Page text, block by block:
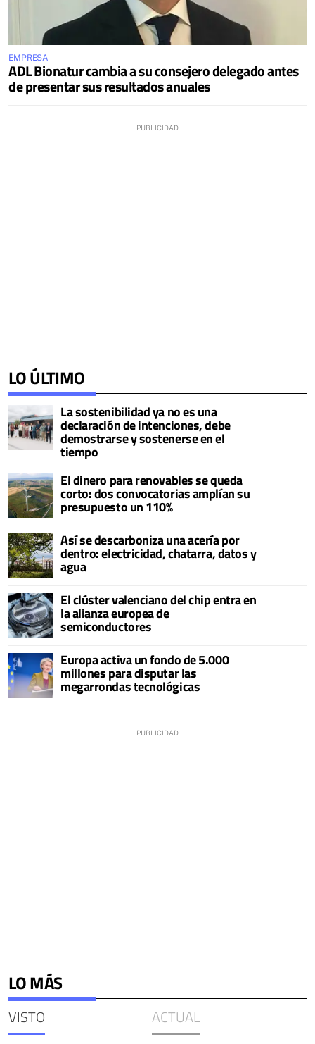
EMPRESA
ADL Bionatur cambia a su consejero delegado antes
de presentar sus resultados anuales
LO ÚLTIMO
La sostenibilidad ya no es una
declaración de intenciones, debe
demostrarse y sostenerse en el
tiempo
El dinero para renovables se queda
corto: dos convocatorias amplían su
presupuesto un 110%
Así se descarboniza una acería por
dentro: electricidad, chatarra, datos y
agua
El clúster valenciano del chip entra en
la alianza europea de
semiconductores
Europa activa un fondo de 5.000
millones para disputar las
megarrondas tecnológicas
LO MÁS
VISTO ACTUAL